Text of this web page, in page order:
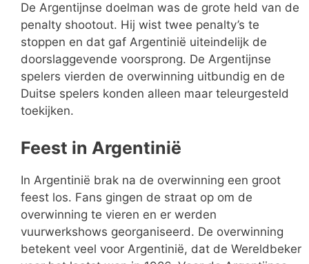
De Argentijnse doelman was de grote held van de
penalty shootout. Hij wist twee penalty’s te
stoppen en dat gaf Argentinië uiteindelijk de
doorslaggevende voorsprong. De Argentijnse
spelers vierden de overwinning uitbundig en de
Duitse spelers konden alleen maar teleurgesteld
toekijken.
Feest in Argentinië
In Argentinië brak na de overwinning een groot
feest los. Fans gingen de straat op om de
overwinning te vieren en er werden
vuurwerkshows georganiseerd. De overwinning
betekent veel voor Argentinië, dat de Wereldbeker